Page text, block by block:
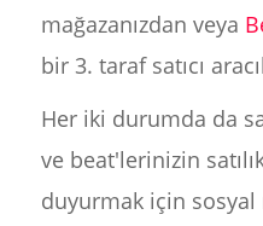
mağazanızdan veya
bir 3. taraf satıcı
Her iki durumda da
ve beat'lerinizin
duyurmak için sosyal